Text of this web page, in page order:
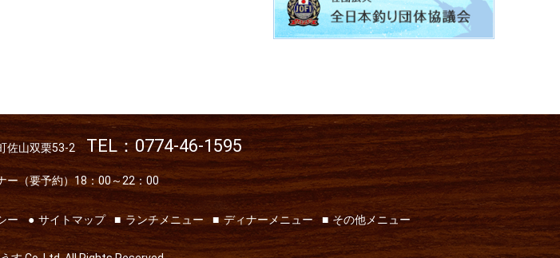
佐山双栗53-2 TEL：0774-46-1595
ー（要予約）18：00～22：00
ー サイトマップ ランチメニュー ディナーメニュー その他メニュー